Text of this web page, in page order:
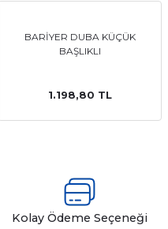
BARİYER DUBA KÜÇÜK
BAŞLIKLI
1.198,80 TL
Kolay Ödeme Seçeneği